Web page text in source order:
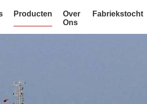
Producten
Over
Ons
Fabriekstocht